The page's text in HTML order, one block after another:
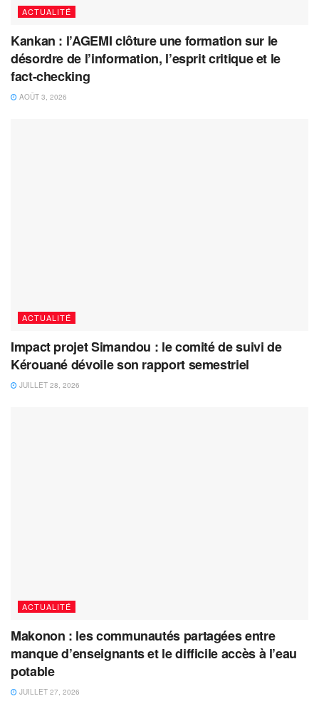
ACTUALITÉ
Kankan : l’AGEMI clôture une formation sur le
désordre de l’information, l’esprit critique et le
fact-checking
AOÛT 3, 2026
ACTUALITÉ
Impact projet Simandou : le comité de suivi de
Kérouané dévoile son rapport semestriel
JUILLET 28, 2026
ACTUALITÉ
Makonon : les communautés partagées entre
manque d’enseignants et le difficile accès à l’eau
potable
JUILLET 27, 2026